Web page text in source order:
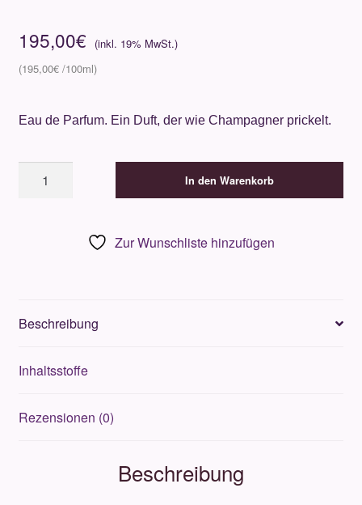
195,00€
195,00€
Eau de Parfum. Ein Duft, der wie Champagner prickelt.
In den Warenkorb
Zur Wunschliste hinzufügen
Beschreibung
Inhaltsstoffe
Rezensionen (0)
Beschreibung